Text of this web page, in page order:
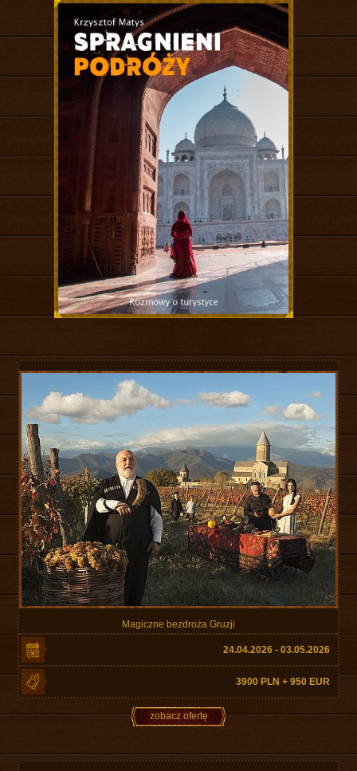
Magiczne bezdroża Gruzji
24.04.2026 - 03.05.2026
3900 PLN + 950 EUR
zobacz ofertę